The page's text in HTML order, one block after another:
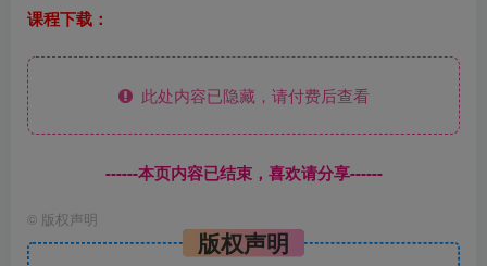
课程下载：
此处内容已隐藏，请付费后查看
------本页内容已结束，喜欢请分享------
© 版权声明
版权声明